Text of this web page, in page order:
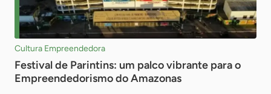
Cultura Empreendedora
Festival de Parintins: um palco vibrante para o
Empreendedorismo do Amazonas